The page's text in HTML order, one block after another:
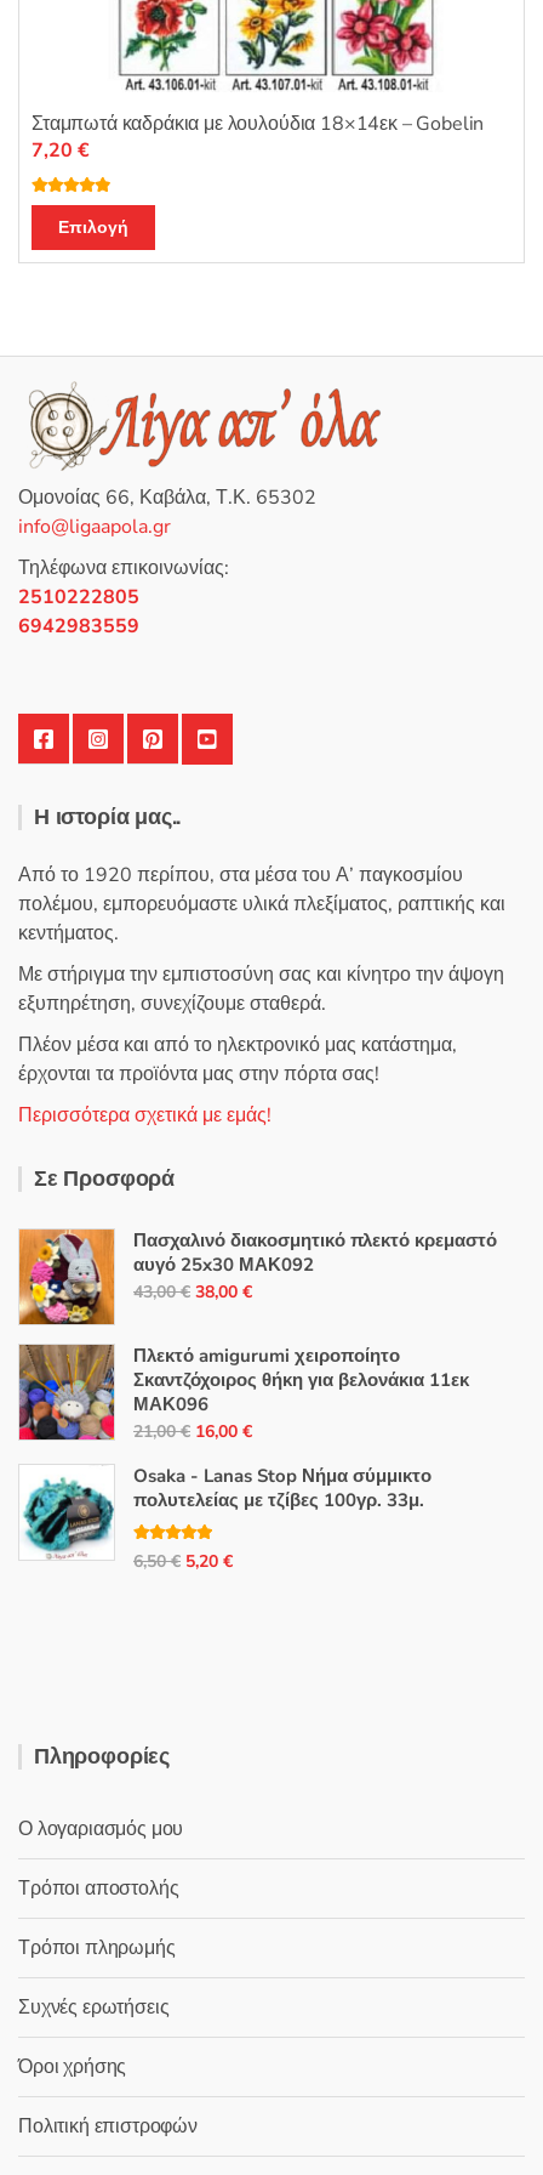
Σταμπωτά καδράκια με λουλούδια 18×14εκ – Gobelin
Βαθμολογή
θηκε με
4.67από 5
7,20 €
Επιλογή
το
παραλλαγές.
Οι
επιλογές
μπορούν
επιλεγούν
στη
σελίδα
Ομονοίας 66, Καβάλα, Τ.Κ. 65302
info@ligaapola.gr
Τηλέφωνα επικοινωνίας:
2510222805
6942983559
Η ιστορία μας..
Από το 1920 περίπου, στα μέσα του Α’ παγκοσμίου
πολέμου, εμπορευόμαστε υλικά πλεξίματος, ραπτικής και
κεντήματος.
Με στήριγμα την εμπιστοσύνη σας και κίνητρο την άψογη
εξυπηρέτηση, συνεχίζουμε σταθερά.
Πλέον μέσα και από το ηλεκτρονικό μας κατάστημα,
έρχονται τα προϊόντα μας στην πόρτα σας!
Περισσότερα σχετικά με εμάς!
Σε Προσφορά
Πασχαλινό διακοσμητικό πλεκτό κρεμαστό
αυγό 25x30 ΜΑΚ092
43,00€ Original
was:
43,00 €.
38,00 €Η
τιμή
είναι:
Πλεκτό amigurumi χειροποίητο
Σκαντζόχοιρος θήκη για βελονάκια 11εκ
ΜΑΚ096
21,00€ Original
was:
21,00 €.
16,00 €Η
τιμή
είναι:
Osaka - Lanas Stop Νήμα σύμμικτο
πολυτελείας με τζίβες 100γρ. 33μ.
Βαθμολογή
θηκε με 5.00
6,50€ Original
5,20 €Η
Πληροφορίες
Ο λογαριασμός μου
Τρόποι αποστολής
Τρόποι πληρωμής
Συχνές ερωτήσεις
Όροι χρήσης
Πολιτική επιστροφών